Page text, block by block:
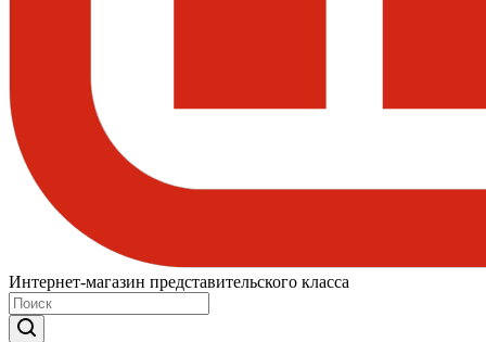
Интернет-магазин представительского класса